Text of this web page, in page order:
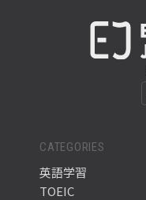
CATEGORIES
英語学習
TOEIC